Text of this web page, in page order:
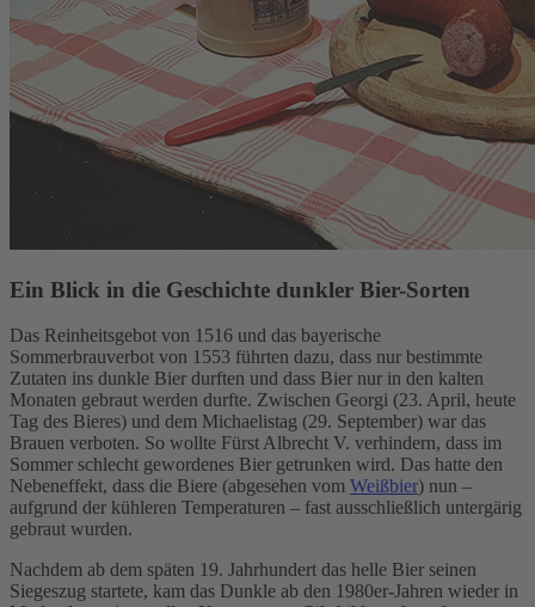
Ein Blick in die Geschichte dunkler Bier-Sorten
Das Reinheitsgebot von 1516 und das bayerische
Sommerbrauverbot von 1553 führten dazu, dass nur bestimmte
Zutaten ins dunkle Bier durften und dass Bier nur in den kalten
Monaten gebraut werden durfte. Zwischen Georgi (23. April, heute
Tag des Bieres) und dem Michaelistag (29. September) war das
Brauen verboten. So wollte Fürst Albrecht V. verhindern, dass im
Sommer schlecht gewordenes Bier getrunken wird. Das hatte den
Nebeneffekt, dass die Biere (abgesehen vom Weißbier) nun –
aufgrund der kühleren Temperaturen – fast ausschließlich untergärig
gebraut wurden.
Nachdem ab dem späten 19. Jahrhundert das helle Bier seinen
Siegeszug startete, kam das Dunkle ab den 1980er-Jahren wieder in